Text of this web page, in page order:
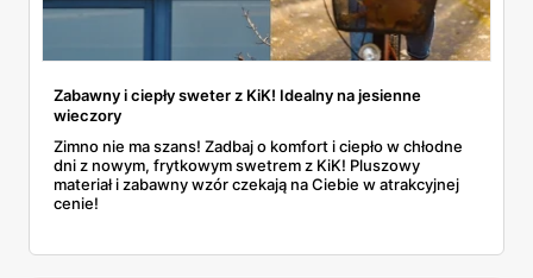
Zabawny i ciepły sweter z KiK! Idealny na jesienne
wieczory
Zimno nie ma szans! Zadbaj o komfort i ciepło w chłodne
dni z nowym, frytkowym swetrem z KiK! Pluszowy
materiał i zabawny wzór czekają na Ciebie w atrakcyjnej
cenie!